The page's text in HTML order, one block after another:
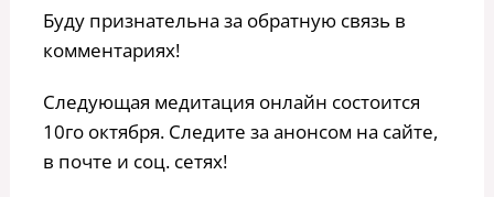
Буду признательна за обратную связь в
комментариях!
Следующая медитация онлайн состоится
10го октября. Следите за анонсом на сайте,
в почте и соц. сетях!